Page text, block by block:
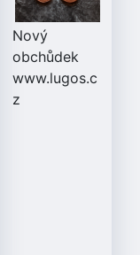
Nový
obchůdek
www.lugos.c
z